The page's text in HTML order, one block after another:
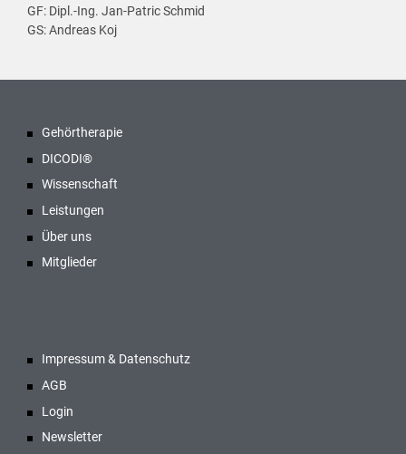
GF: Dipl.-Ing. Jan-Patric Schmid
GS: Andreas Koj
Gehörtherapie
DICODI®
Wissenschaft
Leistungen
Über uns
Mitglieder
Impressum & Datenschutz
AGB
Login
Newsletter